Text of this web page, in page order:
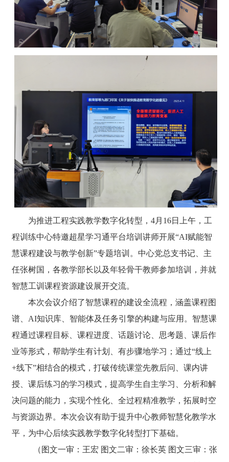
为推进工程实践教学数字化转型，4月16日上午，工
程训练中心特邀超星学习通平台培训讲师开展“AI赋能智
慧课程建设与教学创新”专题培训。中心党总支书记、主
任张树国，各教学部长以及年轻骨干教师参加培训，并就
智慧工训课程资源建设展开交流。
本次会议介绍了智慧课程的建设全流程，涵盖课程图
谱、AI知识库、智能体及任务引擎的构建与应用。智慧课
程通过课程目标、课程进度、话题讨论、思考题、课后作
业等形式，帮助学生有计划、有步骤地学习；通过“线上
+线下”相结合的模式，打破传统课堂先教后问、课内讲
授、课后练习的学习模式，提高学生自主学习、分析和解
决问题的能力，实现个性化、全过程精准教学，拓展时空
与资源边界。本次会议有助于提升中心教师智慧化教学水
平，为中心后续实践教学数字化转型打下基础。
（图文一审：王宏 图文二审：徐长英 图文三审：张